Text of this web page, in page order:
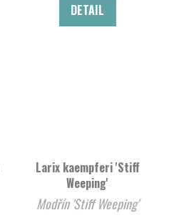
DETAIL
Larix kaempferi 'Stiff
Weeping'
Modřín 'Stiff Weeping'